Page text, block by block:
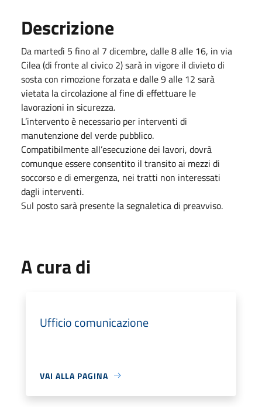
Descrizione
Da martedì 5 fino al 7 dicembre, dalle 8 alle 16, in via
Cilea (di fronte al civico 2) sarà in vigore il divieto di
sosta con rimozione forzata e dalle 9 alle 12 sarà
vietata la circolazione al fine di effettuare le
lavorazioni in sicurezza.
L’intervento è necessario per interventi di
manutenzione del verde pubblico.
Compatibilmente all’esecuzione dei lavori, dovrà
comunque essere consentito il transito ai mezzi di
soccorso e di emergenza, nei tratti non interessati
dagli interventi.
Sul posto sarà presente la segnaletica di preavviso.
A cura di
Ufficio comunicazione
VAI ALLA PAGINA